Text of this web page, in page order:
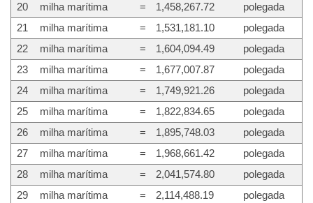
20
milha marítima = 1,458,267.72
polegada
21
milha marítima = 1,531,181.10
polegada
22
milha marítima = 1,604,094.49
polegada
23
milha marítima = 1,677,007.87
polegada
24
milha marítima = 1,749,921.26
polegada
25
milha marítima = 1,822,834.65
polegada
26
milha marítima = 1,895,748.03
polegada
27
milha marítima = 1,968,661.42
polegada
28
milha marítima = 2,041,574.80
polegada
29
milha marítima = 2,114,488.19
polegada